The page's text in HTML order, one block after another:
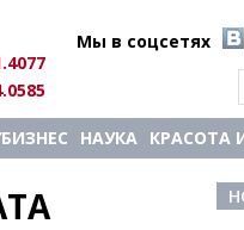
Мы в соцсетях
НАУКА КРАСОТА